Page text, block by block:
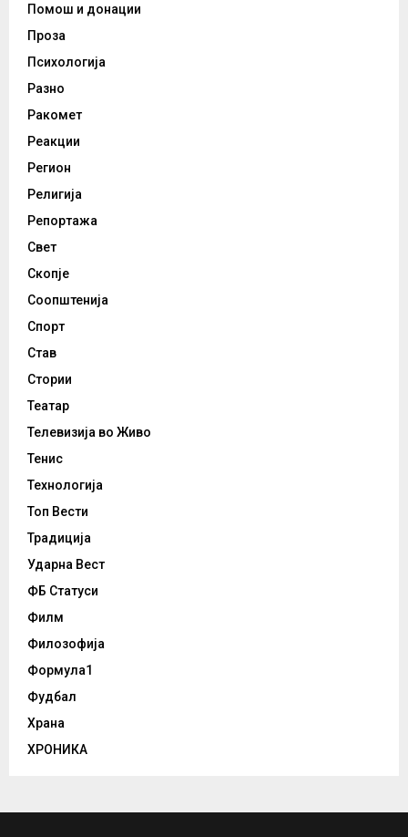
Помош и донации
Проза
Психологија
Разно
Ракомет
Реакции
Регион
Религија
Репортажа
Свет
Скопје
Соопштенија
Спорт
Став
Стории
Театар
Телевизија во Живо
Тенис
Технологија
Топ Вести
Традиција
Ударна Вест
ФБ Статуси
Филм
Филозофија
Формула1
Фудбал
Храна
ХРОНИКА